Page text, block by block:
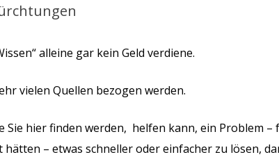
alleine gar kein Geld verdiene.
vielen Quellen bezogen werden.
Sie hier finden werden, helfen kann, ein Problem –
– etwas schneller oder einfacher zu lösen,